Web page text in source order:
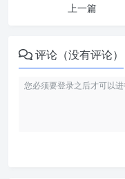
上一篇
评论（没有评论）